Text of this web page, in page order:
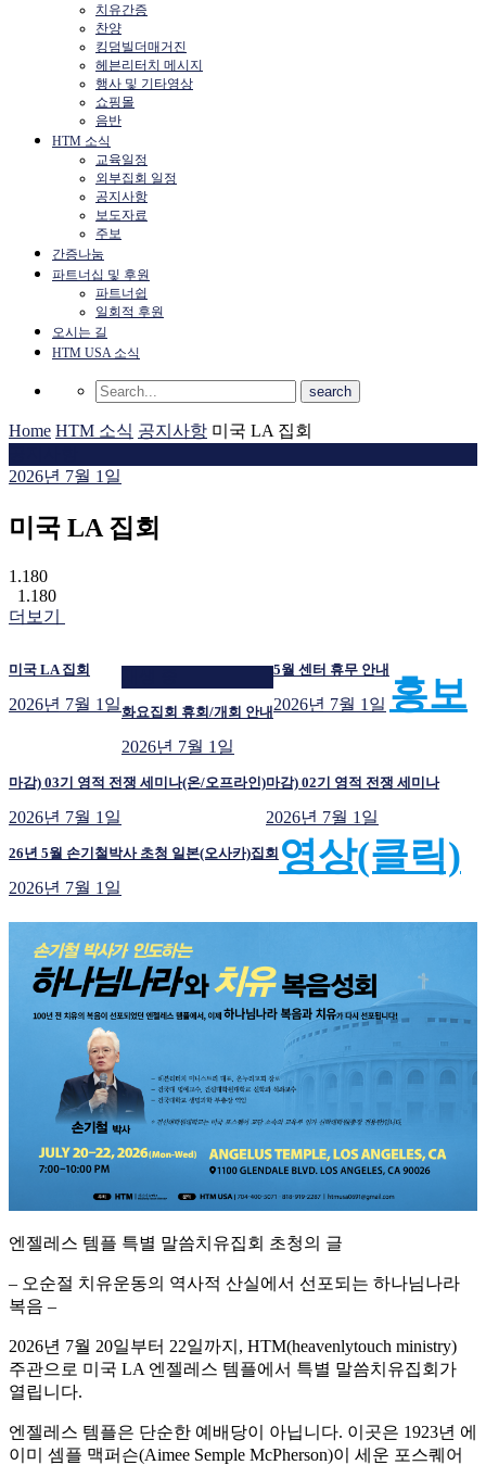
치유간증
찬양
킹덤빌더매거진
헤븐리터치 메시지
행사 및 기타영상
쇼핑몰
음반
HTM 소식
교육일정
외부집회 일정
공지사항
보도자료
주보
간증나눔
파트너십 및 후원
파트너쉽
일회적 후원
오시는 길
HTM USA 소식
Home HTM 소식 공지사항 미국 LA 집회
2026년 7월 1일
미국 LA 집회
1.180
1.180
더보기
미국 LA 집회
2026년 7월 1일화요집회 휴회/개회 안내
2026년 7월 1일
5월 센터 휴무 안내
2026년 7월 1일
마감) 03기 영적 전쟁 세미나(온/오프라인)
2026년 7월 1일
마감) 02기 영적 전쟁 세미나
2026년 7월 1일
26년 5월 손기철박사 초청 일본(오사카)집회
2026년 7월 1일
홍보
영상(클릭)
엔젤레스 템플 특별 말씀치유집회 초청의 글
– 오순절 치유운동의 역사적 산실에서 선포되는 하나님나라
복음 –
2026년 7월 20일부터 22일까지, HTM(heavenlytouch ministry)
주관으로 미국 LA 엔젤레스 템플에서 특별 말씀치유집회가
열립니다.
엔젤레스 템플은 단순한 예배당이 아닙니다. 이곳은 1923년 에
이미 셈플 맥퍼슨(Aimee Semple McPherson)이 세운 포스퀘어